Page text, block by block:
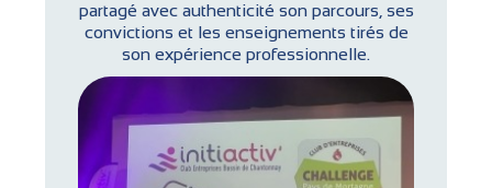
partagé avec authenticité son parcours, ses
convictions et les enseignements tirés de
son expérience professionnelle.